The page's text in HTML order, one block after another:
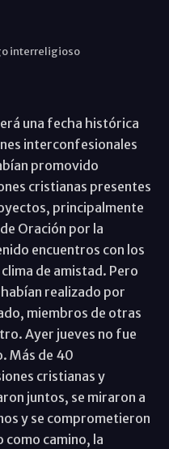
interreligioso
una fecha histórica
interconfesionales
promovido
cristianas presentes
principalmente
Oración por la
encuentros con los
de amistad. Pero
realizado por
miembros de otras
Ayer jueves no fue
Más de 40
cristianas y
juntos, se miraron a
y se comprometieron
como camino, la